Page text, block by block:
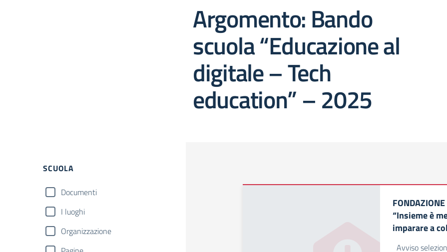
Argomento: Bando
scuola “Educazione al
digitale – Tech
education” – 2025
Filtri
SCUOLA
Documenti
I luoghi
Organizzazione
“Insieme è
imparare a
Avviso